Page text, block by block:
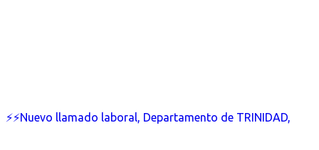
⚡⚡Nuevo llamado laboral, Departamento de TRINIDAD,